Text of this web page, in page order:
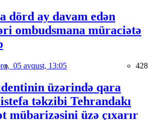
dörd ay davam edən
ombudsmana müraciətə
05 avqust, 13:05 428
üzərində qara
təkzibi Tehrandakı
mübarizəsini üzə çıxarır